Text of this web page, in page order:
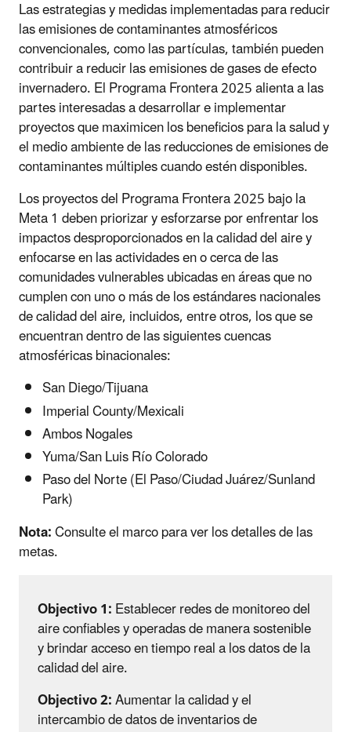
Las estrategias y medidas implementadas para reducir
las emisiones de contaminantes atmosféricos
convencionales, como las partículas, también pueden
contribuir a reducir las emisiones de gases de efecto
invernadero. El Programa Frontera 2025 alienta a las
partes interesadas a desarrollar e implementar
proyectos que maximicen los beneficios para la salud y
el medio ambiente de las reducciones de emisiones de
contaminantes múltiples cuando estén disponibles.
Los proyectos del Programa Frontera 2025 bajo la
Meta 1 deben priorizar y esforzarse por enfrentar los
impactos desproporcionados en la calidad del aire y
enfocarse en las actividades en o cerca de las
comunidades vulnerables ubicadas en áreas que no
cumplen con uno o más de los estándares nacionales
de calidad del aire, incluidos, entre otros, los que se
encuentran dentro de las siguientes cuencas
atmosféricas binacionales:
San Diego/Tijuana
Imperial County/Mexicali
Ambos Nogales
Yuma/San Luis Río Colorado
Paso del Norte (El Paso/Ciudad Juárez/Sunland
Park)
Nota:Consulte el marco para ver los detalles de las
metas.
Objectivo 1:Establecer redes de monitoreo del
aire confiables y operadas de manera sostenible
y brindar acceso en tiempo real a los datos de la
calidad del aire.
Objectivo 2:Aumentar la calidad y el
intercambio de datos de inventarios de